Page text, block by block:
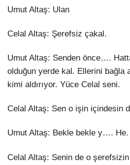
Umut Altaş: Ulan
Celal Altaş: Şerefsiz çakal.
Umut Altaş: Senden önce….
olduğun yerde kal. Ellerini bağla
kimi aldırıyor. Yüce Celal seni.
Celal Altaş: Sen o işin içindesin
Umut Altaş: Bekle bekle y…. He.
Celal Altaş: Senin de o şerefsizin